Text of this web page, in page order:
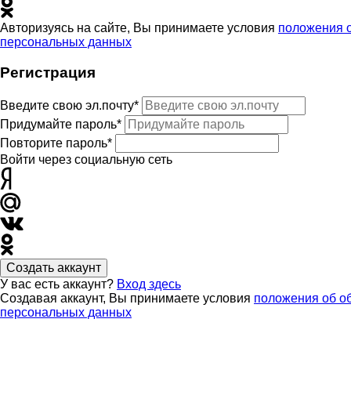
Авторизуясь на сайте, Вы принимаете условия положения
персональных данных
Регистрация
Введите свою эл.почту*
Придумайте пароль*
Повторите пароль*
Войти через социальную сеть
Создать аккаунт
У вас есть аккаунт? Вход здесь
Создавая аккаунт, Вы принимаете условия положения об
персональных данных